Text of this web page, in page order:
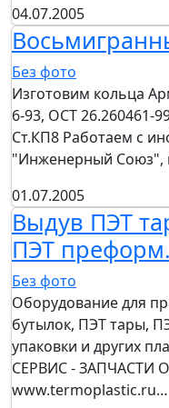
04.07.2005
Без фото
Изготовим кольца
6-93, ОСТ 26.260461-
Ст.КП8 Работаем с
"Инженерный Союз",
01.07.2005
Выдув ПЭТ
ПЭТ преформ.
Без фото
Оборудование для
бутылок, ПЭТ тары,
упаковки и других
СЕРВИС - ЗАПЧАСТИ
www.termoplastic.ru…